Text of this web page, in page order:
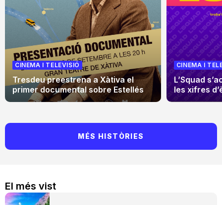
El més vist
CINEMA I TELEVISIÓ
Tresdeu preestrena a Xàtiva el
primer documental sobre Estellés
CINEMA I
L’Squad
les xifres
MÉS HISTÒRIES